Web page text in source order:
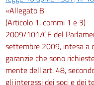
«Allegato B
(Articolo 1, commi 1 e 3)
2009/101/CE del
settembre 2009, intesa a
garanzie che sono
mente dell'art. 48,
gli interessi dei soci e dei